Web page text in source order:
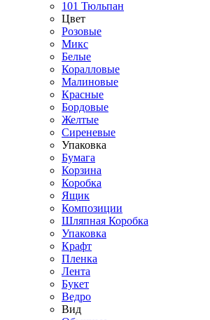
101 Тюльпан
Цвет
Розовые
Микс
Белые
Коралловые
Малиновые
Красные
Бордовые
Желтые
Сиреневые
Упаковка
Бумага
Корзина
Коробка
Ящик
Композиции
Шляпная Коробка
Упаковка
Крафт
Пленка
Лента
Букет
Ведро
Вид